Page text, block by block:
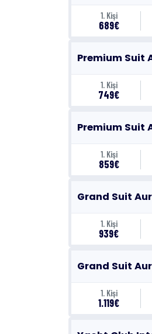
1. Kişi
689€
Premium Suit
1. Kişi
749€
Premium Suit
1. Kişi
859€
Grand Suit
1. Kişi
939€
Grand Suit
1. Kişi
1.119€